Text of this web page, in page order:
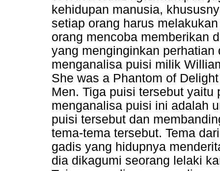
kehidupan manusia,
setiap orang harus
orang mencoba memberikan
yang menginginkan
menganalisa puisi milik
She was a Phantom of
Men. Tiga puisi tersebut
menganalisa puisi ini adalah
puisi tersebut dan
tema-tema tersebut. Tema
gadis yang hidupnya
dia dikagumi seorang lelaki